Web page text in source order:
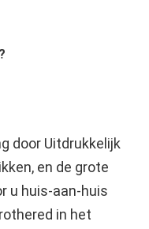
door Uitdrukkelijk
en de grote
u huis-aan-huis
in het